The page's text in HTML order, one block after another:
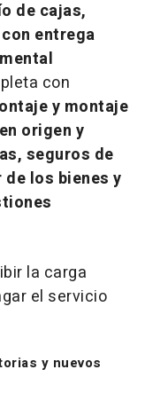
de cajas,
entrega
con
y montaje
origen y
seguros de
los bienes y
la carga
el servicio
y nuevos